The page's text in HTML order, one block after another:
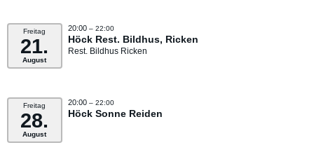
Freitag
21.
August
20:00 – 22:00
Höck Rest. Bildhus, Ricken
Rest. Bildhus Ricken
Freitag
28.
August
20:00 – 22:00
Höck Sonne Reiden